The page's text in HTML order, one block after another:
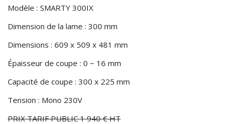
Modèle : SMARTY 300IX
Dimension de la lame : 300 mm
Dimensions : 609 x 509 x 481 mm
Épaisseur de coupe : 0 ~ 16 mm
Capacité de coupe : 300 x 225 mm
Tension : Mono 230V
PRIX TARIF PUBLIC 1 940 € HT